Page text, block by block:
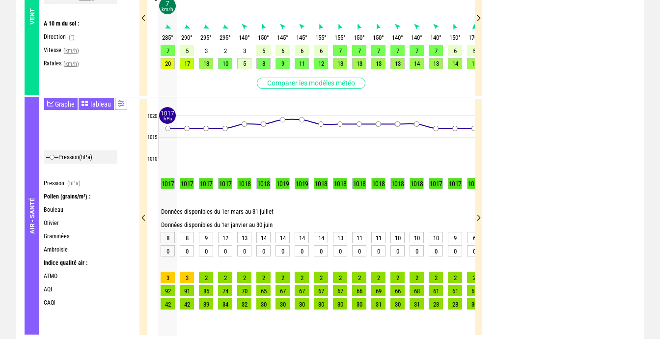
VENT
A 10 m du sol :
Direction (°)
Vitesse (km/h)
Rafales (km/h)
Comparer les modèles météo
AIR - SANTÉ
Graphe Tableau
Pression(hPa)
Pression (hPa)
Pollen (grains/m³) :
Bouleau
Olivier
Graminées
Ambroisie
Indice qualité air :
ATMO
AQI
CAQI
1020
1015
1010
285° 290° 295° 295° 140° 150° 145° 145° 155° 155° 150° 150° 140° 140° 140° 150° 170
7
5 3 2 3 5 6 6 6 7 7 7 7 7 7 6 5
20
17 13 10 5 8 9 11 12 13 13 13 13 14 13 14 16
1017 1017 1017 1017 1018 1018 1019 1019 1018 1018 1018 1018 1018 1018 1017 1017 1017
Données disponibles du 1er mars au 31 juillet
Données disponibles du 1er janvier au 30 juin
8
8 9 12 13 14 14 14 14 13 11 11 10 10 10 9 6
0
0 0 0 0 0 0 0 0 0 0 0 0 0 0 0 0
3 3 2 2 2 2 2 2 2 2 2 2 2 2 2 2 2
92
91 85 74 70 65 67 67 67 67 66 69 66 68 61 61 67
42
42 39 34 32 30 30 30 30 30 30 31 30 31 28 28 30
7
km/h
1017
hPa